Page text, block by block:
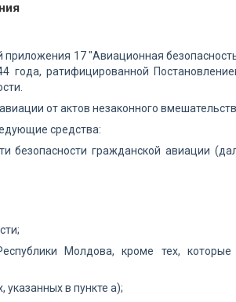
17 "Авиационная
года, ратифицированной
от актов незаконного
средства:
безопасности гражданской авиации
Молдова, кроме тех, которые
в пункте а);